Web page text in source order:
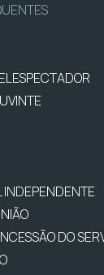
INDEPENDENTE
DO